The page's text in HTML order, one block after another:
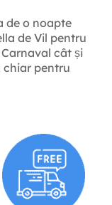
de o noapte
de Vil pentru
cât și
chiar pentru